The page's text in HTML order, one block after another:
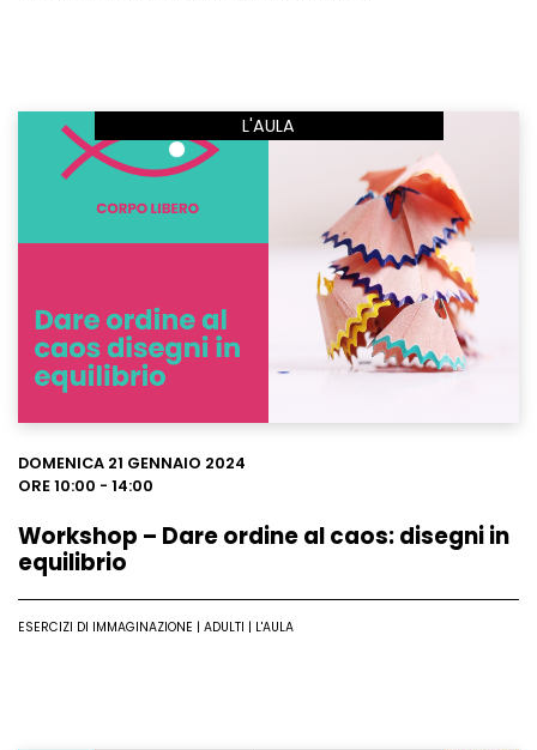
L'AULA
DOMENICA 21 GENNAIO 2024
ORE 10:00 - 14:00
Workshop – Dare ordine al caos: disegni in
equilibrio
ESERCIZI DI IMMAGINAZIONE | ADULTI | L'AULA